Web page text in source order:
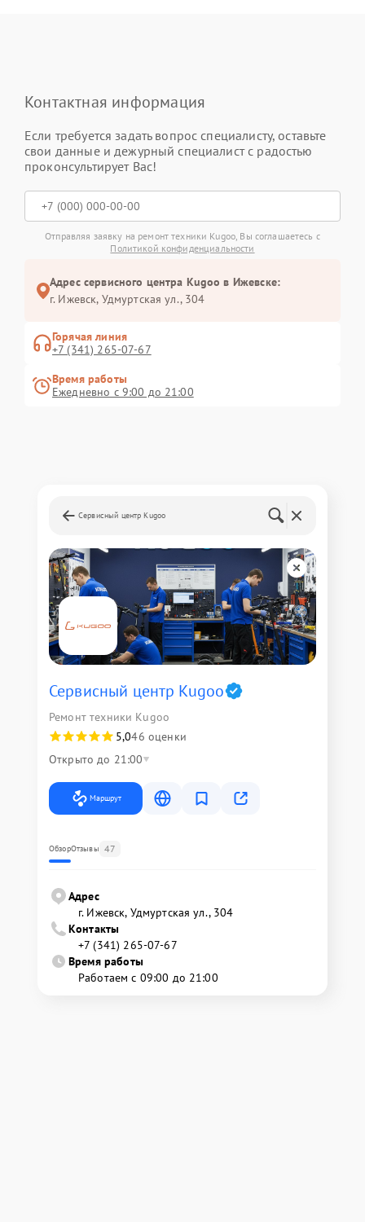
Контактная информация
Если требуется задать вопрос специалисту, оставьте
свои данные и дежурный специалист с радостью
проконсультирует Вас!
Отправляя заявку на ремонт техники Kugoo, Вы соглашаетесь с
Политикой конфиденциальности
Адрес сервисного центра Kugoo в Ижевске:
г. Ижевск, Удмуртская ул., 304
Горячая линия
+7 (341) 265-07-67
Время работы
Ежедневно с 9:00 до 21:00
Сервисный центр Kugoo
Сервисный центр Kugoo
Ремонт техники Kugoo
5,046 оценки
Открыто до 21:00
Маршрут
ОбзорОтзывы 47
Адрес
г. Ижевск, Удмуртская ул., 304
Контакты
+7 (341) 265-07-67
Время работы
Работаем с 09:00 до 21:00